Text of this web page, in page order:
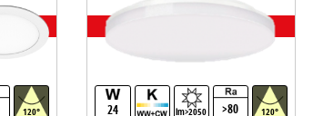
120° 24 lm>2050 >80 120°